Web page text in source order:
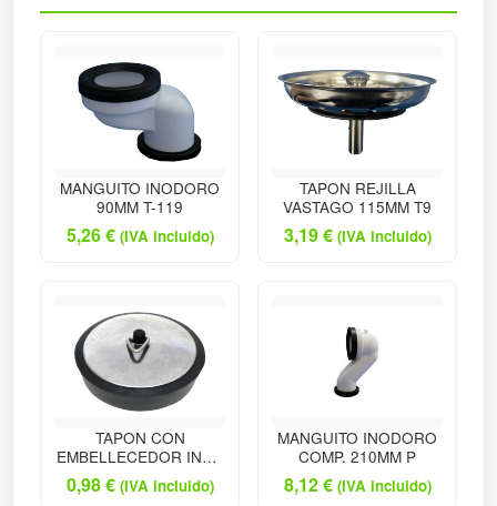
MANGUITO INODORO
90MM T-119
5,26€ (IVA incluido)
TAPON REJILLA
VASTAGO 115MM T9
3,19€ (IVA incluido)
TAPON CON
EMBELLECEDOR INOX
0,98€ (IVA incluido)
MANGUITO INODORO
COMP. 210MM P
8,12€ (IVA incluido)